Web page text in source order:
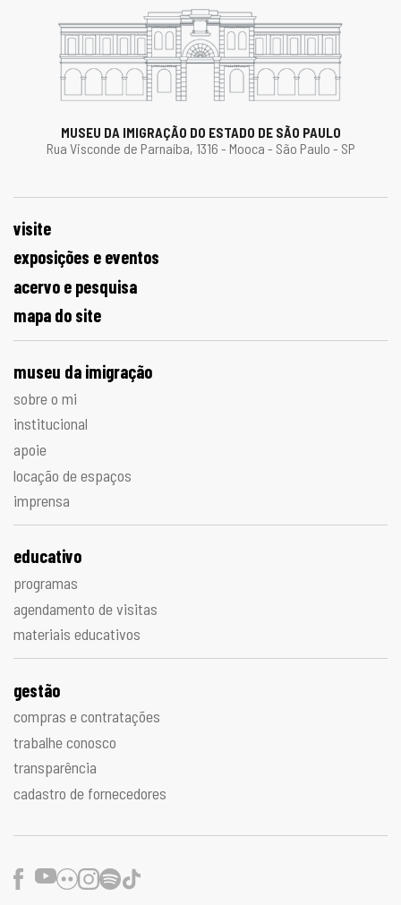
MUSEU DA IMIGRAÇÃO DO ESTADO DE SÃO PAULO
Rua Visconde de Parnaíba, 1316 - Mooca - São Paulo - SP
visite
exposições e eventos
acervo e pesquisa
mapa do site
museu da imigração
sobre o mi
institucional
apoie
locação de espaços
imprensa
educativo
programas
agendamento de visitas
materiais educativos
gestão
compras e contratações
trabalhe conosco
transparência
cadastro de fornecedores
Facebook
Youtube
FlickrInstagram
Spotify
TikTok